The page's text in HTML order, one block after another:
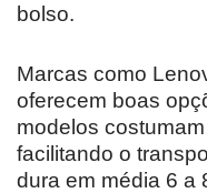
bolso.
Marcas como
oferecem boas
modelos
facilitando o
dura em média 6 a